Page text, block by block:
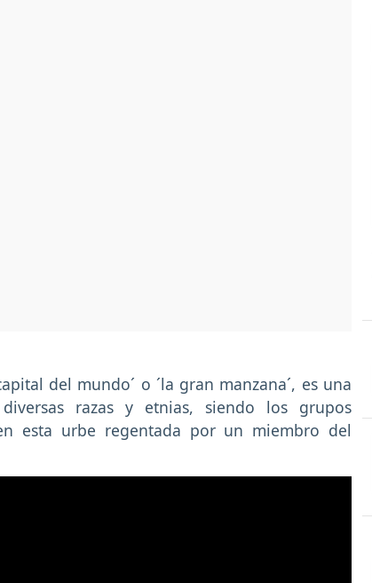
del mundo´ o ´la gran manzana´, es una
razas y etnias, siendo los grupos
esta urbe regentada por un miembro del